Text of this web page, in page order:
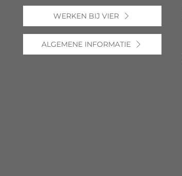
WERKEN BIJ VIER
ALGEMENE INFORMATIE